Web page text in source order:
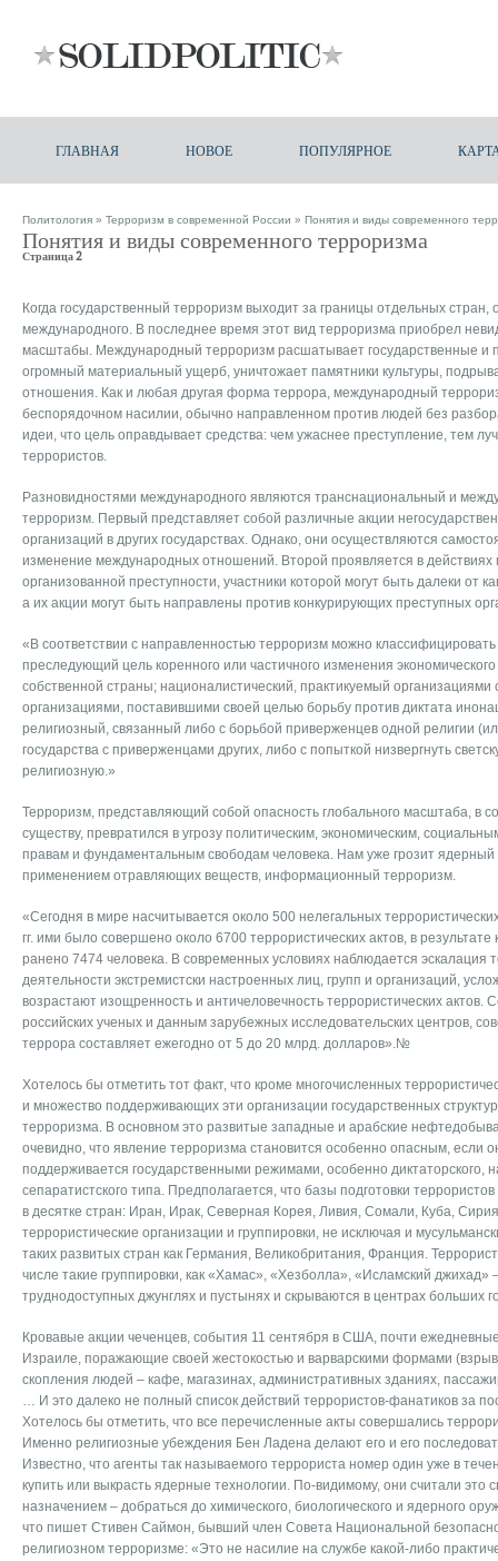
ГЛАВНАЯ НОВОЕ ПОПУЛЯРНОЕ
Политология » Терроризм в современной России » Понятия и виды современного
Понятия и виды современного терроризма
Страница 2
Когда государственный терроризм выходит за границы отдельных стран,
международного. В последнее время этот вид терроризма приобрел
масштабы. Международный терроризм расшатывает государственные и
огромный материальный ущерб, уничтожает памятники культуры,
отношения. Как и любая другая форма террора, международный
беспорядочном насилии, обычно направленном против людей без
идеи, что цель оправдывает средства: чем ужаснее преступление, тем
террористов.
Разновидностями международного являются транснациональный и
терроризм. Первый представляет собой различные акции
организаций в других государствах. Однако, они осуществляются
изменение международных отношений. Второй проявляется в
организованной преступности, участники которой могут быть далеки от
а их акции могут быть направлены против конкурирующих преступных
«В соответствии с направленностью терроризм можно
преследующий цель коренного или частичного изменения
собственной страны; националистический, практикуемый организациями
организациями, поставившими своей целью борьбу против диктата
религиозный, связанный либо с борьбой приверженцев одной религии
государства с приверженцами других, либо с попыткой низвергнуть
религиозную.»
Терроризм, представляющий собой опасность глобального масштаба, в
существу, превратился в угрозу политическим, экономическим,
правам и фундаментальным свободам человека. Нам уже грозит
применением отравляющих веществ, информационный терроризм.
«Сегодня в мире насчитывается около 500 нелегальных
гг. ими было совершено около 6700 террористических актов, в
ранено 7474 человека. В современных условиях наблюдается эскалация
деятельности экстремистски настроенных лиц, групп и организаций,
возрастают изощренность и античеловечность террористических актов.
российских ученых и данным зарубежных исследовательских центров,
террора составляет ежегодно от 5 до 20 млрд. долларов».№
Хотелось бы отметить тот факт, что кроме многочисленных
и множество поддерживающих эти организации государственных
терроризма. В основном это развитые западные и арабские
очевидно, что явление терроризма становится особенно опасным, если
поддерживается государственными режимами, особенно диктаторского,
сепаратистского типа. Предполагается, что базы подготовки
в десятке стран: Иран, Ирак, Северная Корея, Ливия, Сомали, Куба,
террористические организации и группировки, не исключая и
таких развитых стран как Германия, Великобритания, Франция.
числе такие группировки, как «Хамас», «Хезболла», «Исламский джихад»
труднодоступных джунглях и пустынях и скрываются в центрах больших
Кровавые акции чеченцев, события 11 сентября в США, почти
Израиле, поражающие своей жестокостью и варварскими формами
скопления людей – кафе, магазинах, административных зданиях,
… И это далеко не полный список действий террористов-фанатиков за
Хотелось бы отметить, что все перечисленные акты совершались
Именно религиозные убеждения Бен Ладена делают его и его
Известно, что агенты так называемого террориста номер один уже в
купить или выкрасть ядерные технологии. По-видимому, они считали это
назначением – добраться до химического, биологического и ядерного
что пишет Стивен Саймон, бывший член Совета Национальной
религиозном терроризме: «Это не насилие на службе какой-либо